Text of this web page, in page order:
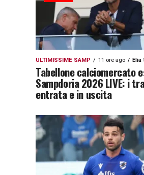
ULTIMISSIME SAMP 11 ore ago Elia
Tabellone calciomercato
Sampdoria 2026 LIVE: i
entrata e in uscita